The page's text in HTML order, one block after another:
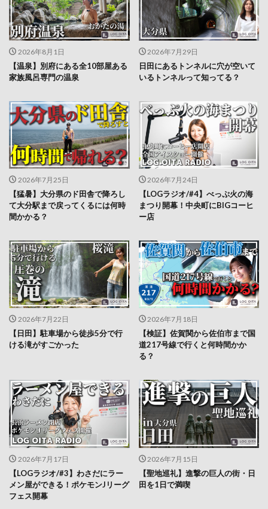
2026年8月1日
【温泉】別府にある全10部屋ある
家族風呂専門の温泉
2026年7月29日
日田にあるトンネルに穴が空いて
いるトンネルって知ってる？
2026年7月25日
【猛暑】大分県のド田舎で降ろし
て大分駅まで戻ってくるには何時
間かかる？
2026年7月24日
【LOGラジオ/#4】べっぷ火の海
まつり開幕！中央町にBIGコーヒ
ー店
2026年7月22日
【日田】駐車場から徒歩5分で行
ける滝がすごかった
2026年7月18日
【検証】佐賀関から佐伯市まで国
道217号線で行くと何時間かか
る？
2026年7月17日
【LOGラジオ/#3】わさだにラー
メン屋ができる！ポケモンJリーグ
フェス開幕
2026年7月15日
【聖地巡礼】進撃の巨人の街・日
田を1日で満喫